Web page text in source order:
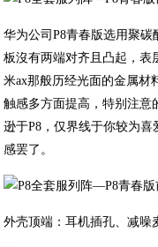
华为公司P8青春版选用聚
板沒有两端对齐且凸起，表
米ax那般历经光面的金属材
触感多方面提高，特别注意
逊于P8，仅界线于你较为
感罢了。
外壳顶端：耳机插孔、减噪